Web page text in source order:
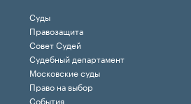
Суды
Правозащита
Совет Судей
Судебный департамент
Московские суды
Право на выбор
События